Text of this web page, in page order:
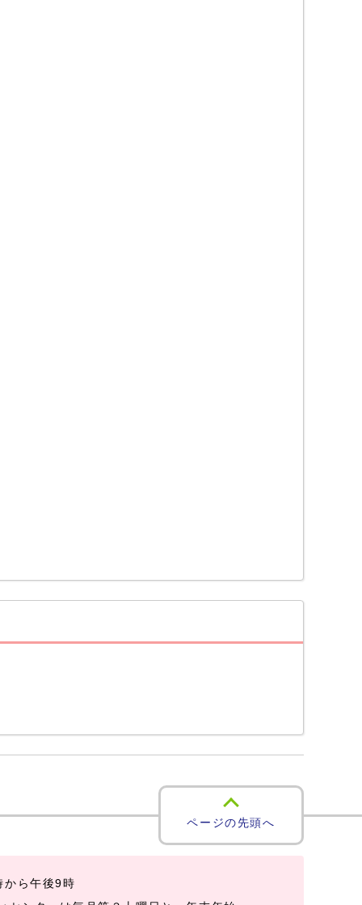
ページの先頭へ
から午後9時